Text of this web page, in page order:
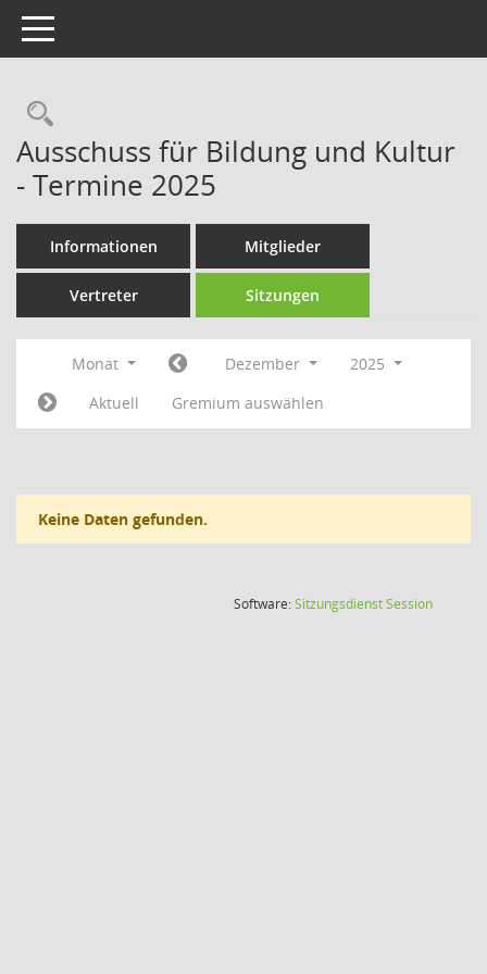
Toggle navigation
Rechercheauswahl
Ausschuss für Bildung und Kultur
- Termine 2025
Informationen Mitglieder
Vertreter Sitzungen
Monat Dezember
2025
Aktuell
Gremium auswählen
Keine Daten gefunden.
Software:SitzungsdienstSession(Wird in